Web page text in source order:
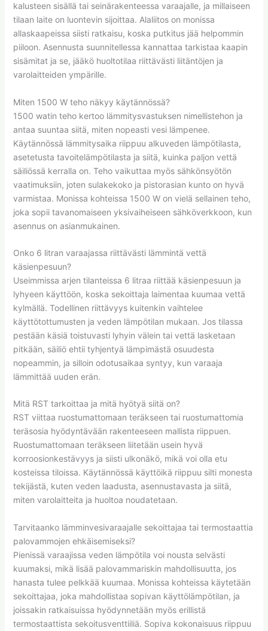
kalusteen sisällä tai seinärakenteessa varaajalle, ja millaiseen
tilaan laite on luontevin sijoittaa. Alaliitos on monissa
allaskaapeissa siisti ratkaisu, koska putkitus jää helpommin
piiloon. Asennusta suunnitellessa kannattaa tarkistaa kaapin
sisämitat ja se, jääkö huoltotilaa riittävästi liitäntöjen ja
varolaitteiden ympärille.
Miten 1500 W teho näkyy käytännössä?
1500 watin teho kertoo lämmitysvastuksen nimellistehon ja
antaa suuntaa siitä, miten nopeasti vesi lämpenee.
Käytännössä lämmitysaika riippuu alkuveden lämpötilasta,
asetetusta tavoitelämpötilasta ja siitä, kuinka paljon vettä
säiliössä kerralla on. Teho vaikuttaa myös sähkönsyötön
vaatimuksiin, joten sulakekoko ja pistorasian kunto on hyvä
varmistaa. Monissa kohteissa 1500 W on vielä sellainen teho,
joka sopii tavanomaiseen yksivaiheiseen sähköverkkoon, kun
asennus on asianmukainen.
Onko 6 litran varaajassa riittävästi lämmintä vettä
käsienpesuun?
Useimmissa arjen tilanteissa 6 litraa riittää käsienpesuun ja
lyhyeen käyttöön, koska sekoittaja laimentaa kuumaa vettä
kylmällä. Todellinen riittävyys kuitenkin vaihtelee
käyttötottumusten ja veden lämpötilan mukaan. Jos tilassa
pestään käsiä toistuvasti lyhyin välein tai vettä lasketaan
pitkään, säiliö ehtii tyhjentyä lämpimästä osuudesta
nopeammin, ja silloin odotusaikaa syntyy, kun varaaja
lämmittää uuden erän.
Mitä RST tarkoittaa ja mitä hyötyä siitä on?
RST viittaa ruostumattomaan teräkseen tai ruostumattomia
teräsosia hyödyntävään rakenteeseen mallista riippuen.
Ruostumattomaan teräkseen liitetään usein hyvä
korroosionkestävyys ja siisti ulkonäkö, mikä voi olla etu
kosteissa tiloissa. Käytännössä käyttöikä riippuu silti monesta
tekijästä, kuten veden laadusta, asennustavasta ja siitä,
miten varolaitteita ja huoltoa noudatetaan.
Tarvitaanko lämminvesivaraajalle sekoittajaa tai termostaattia
palovammojen ehkäisemiseksi?
Pienissä varaajissa veden lämpötila voi nousta selvästi
kuumaksi, mikä lisää palovammariskin mahdollisuutta, jos
hanasta tulee pelkkää kuumaa. Monissa kohteissa käytetään
sekoittajaa, joka mahdollistaa sopivan käyttölämpötilan, ja
joissakin ratkaisuissa hyödynnetään myös erillistä
termostaattista sekoitusventtiiliä. Sopiva kokonaisuus riippuu